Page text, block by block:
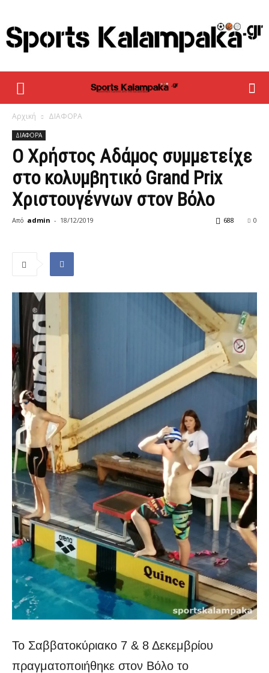
sportskalampaka
Αρχική ΔΙΑΦΟΡΑ
ΔΙΑΦΟΡΑ
Ο Χρήστος Αδάμος συμμετείχε
στο κολυμβητικό Grand Prix
Χριστουγέννων στον Βόλο
Από admin - 18/12/2019 0
688
Το Σαββατοκύριακο 7 & 8 Δεκεμβρίου
πραγματοποιήθηκε στον Βόλο το